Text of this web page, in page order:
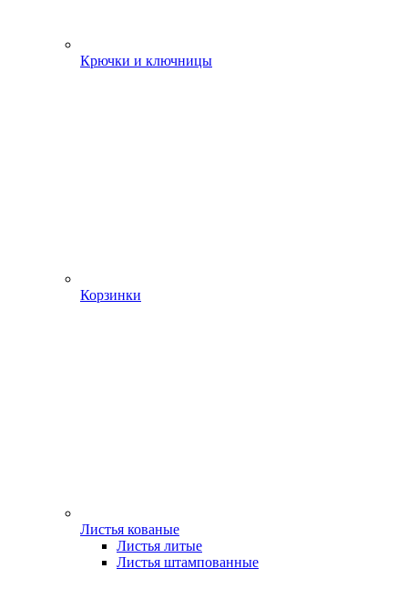
Крючки и ключницы
Корзинки
Листья кованые
Листья литые
Листья штампованные